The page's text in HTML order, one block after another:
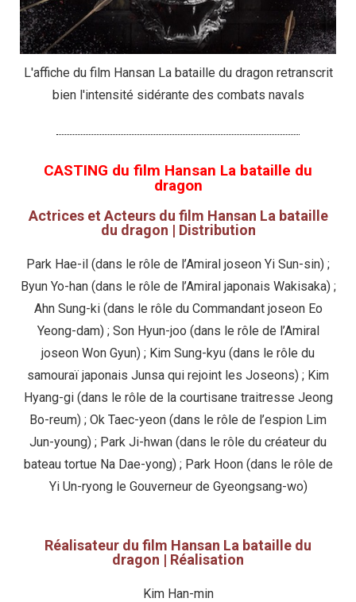
L'affiche du film Hansan La bataille du dragon retranscrit
bien l'intensité sidérante des combats navals
CASTING du film Hansan La bataille du
dragon
Actrices et Acteurs du film Hansan La bataille
du dragon | Distribution
Park Hae-il (dans le rôle de l’Amiral joseon Yi Sun-sin) ;
Byun Yo-han (dans le rôle de l’Amiral japonais Wakisaka) ;
Ahn Sung-ki (dans le rôle du Commandant joseon Eo
Yeong-dam) ; Son Hyun-joo (dans le rôle de l’Amiral
joseon Won Gyun) ; Kim Sung-kyu (dans le rôle du
samouraï japonais Junsa qui rejoint les Joseons) ; Kim
Hyang-gi (dans le rôle de la courtisane traitresse Jeong
Bo-reum) ; Ok Taec-yeon (dans le rôle de l’espion Lim
Jun-young) ; Park Ji-hwan (dans le rôle du créateur du
bateau tortue Na Dae-yong) ; Park Hoon (dans le rôle de
Yi Un-ryong le Gouverneur de Gyeongsang-wo)
Réalisateur du film Hansan La bataille du
dragon | Réalisation
Kim Han-min